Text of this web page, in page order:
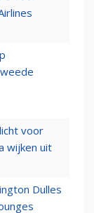
voor
wijken uit
Dulles